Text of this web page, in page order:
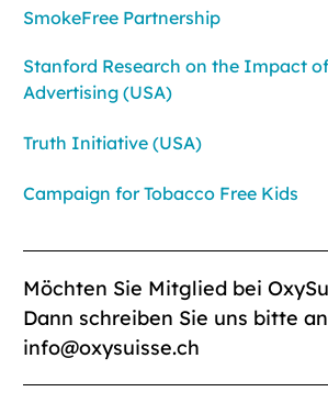
SmokeFree Partnership
Stanford Research on the Impact
Advertising (USA)
Truth Initiative (USA)
Campaign for Tobacco Free Kids
Möchten Sie Mitglied bei
Dann schreiben Sie uns bitte an
info@oxysuisse.ch